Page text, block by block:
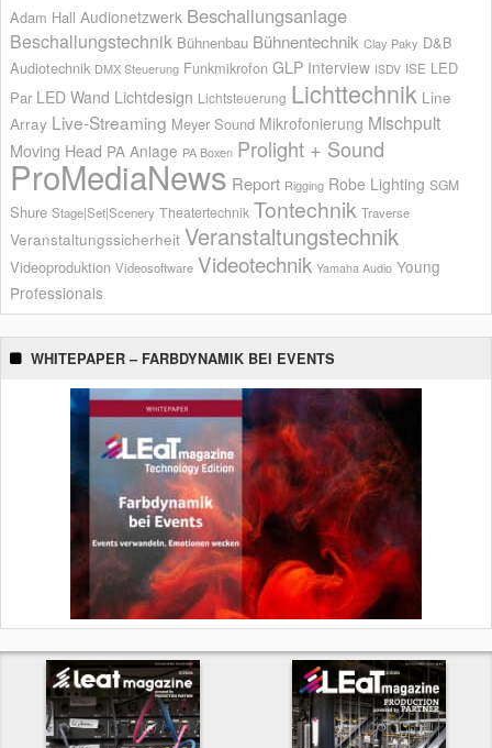
Adam Hall Audionetzwerk Beschallungsanlage
Beschallungstechnik Bühnenbau Bühnentechnik Clay Paky D&B
Audiotechnik DMX Steuerung Funkmikrofon GLP Interview ISDV ISE LED
Par LED Wand Lichtdesign Lichtsteuerung Lichttechnik Line
Array Live-Streaming Meyer Sound Mikrofonierung Mischpult
Moving Head PA Anlage PA Boxen Prolight + Sound
ProMediaNews Report Rigging Robe Lighting SGM
Shure Stage|Set|Scenery Theatertechnik Tontechnik Traverse
Veranstaltungssicherheit Veranstaltungstechnik
Videoproduktion Videosoftware Videotechnik Yamaha Audio Young
Professionals
WHITEPAPER – FARBDYNAMIK BEI EVENTS